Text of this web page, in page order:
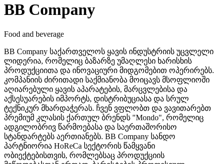
BB Company
Food and beverage
BB Company საქართველოს ყავის ინდუსტრიის უცვლელი
ლიდერია, რომელიც ბაზარზე უმაღლესი ხარისხის
პროდუქციითა და ინოვაციური მიდგომებით ოპერირებს.
კომპანიის ძირითადი საქმიანობა მოიცავს მსოფლიოში
აღიარებული ყავის აპარატების, მარცვლებისა და
აქსესუარების იმპორტს, დისტრიბუციასა და სრულ
ტექნიკურ მხარდაჭერას. ჩვენ ვფლობთ და ვავითარებთ
პრემიუმ კლასის ქართულ ბრენდს "Mondo", რომელიც
ადგილობრივ წარმოებასა და საერთაშორისო
სტანდარტებს აერთიანებს. BB Company სანდო
პარტნიორია HoReCa სექტორის წამყვანი
ობიექტებისთვის, რომლებსაც პროდუქციის